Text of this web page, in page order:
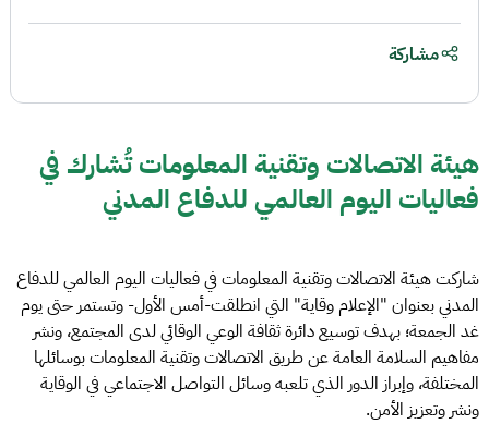
هيئة الاتصالات وتقنية المعلومات تُشارك في
فعاليات اليوم العالمي للدفاع المدني
شاركت هيئة الاتصالات وتقنية المعلومات في فعاليات اليوم العالمي للدفاع
المدني بعنوان "الإعلام وقاية" التي انطلقت-أمس الأول- وتستمر حتى يوم
غد الجمعة؛ بهدف توسيع دائرة ثقافة الوعي الوقائي لدى المجتمع، ونشر
مفاهيم السلامة العامة عن طريق الاتصالات وتقنية المعلومات بوسائلها
المختلفة، وإبراز الدور الذي تلعبه وسائل التواصل الاجتماعي في الوقاية
ونشر وتعزيز الأمن.
مشاركة